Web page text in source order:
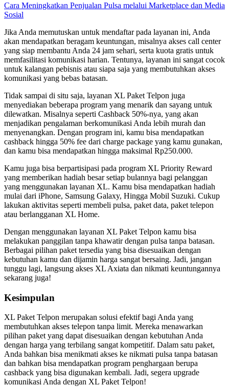
Cara Meningkatkan Penjualan Pulsa melalui Marketplace dan Media
Sosial
Jika Anda memutuskan untuk mendaftar pada layanan ini, Anda
akan mendapatkan beragam keuntungan, misalnya akses call center
yang siap membantu Anda 24 jam sehari, serta kuota gratis untuk
memfasilitasi komunikasi harian. Tentunya, layanan ini sangat cocok
untuk kalangan pebisnis atau siapa saja yang membutuhkan akses
komunikasi yang bebas batasan.
Tidak sampai di situ saja, layanan XL Paket Telpon juga
menyediakan beberapa program yang menarik dan sayang untuk
dilewatkan. Misalnya seperti Cashback 50%-nya, yang akan
menjadikan pengalaman berkomunikasi Anda lebih murah dan
menyenangkan. Dengan program ini, kamu bisa mendapatkan
cashback hingga 50% fee dari charge package yang kamu gunakan,
dan kamu bisa mendapatkan hingga maksimal Rp250.000.
Kamu juga bisa berpartisipasi pada program XL Priority Reward
yang memberikan hadiah besar setiap bulannya bagi pelanggan
yang menggunakan layanan XL. Kamu bisa mendapatkan hadiah
mulai dari iPhone, Samsung Galaxy, Hingga Mobil Suzuki. Cukup
lakukan aktivitas seperti membeli pulsa, paket data, paket telepon
atau berlangganan XL Home.
Dengan menggunakan layanan XL Paket Telpon kamu bisa
melakukan panggilan tanpa khawatir dengan pulsa tanpa batasan.
Berbagai pilihan paket tersedia yang bisa disesuaikan dengan
kebutuhan kamu dan dijamin harga sangat bersaing. Jadi, jangan
tunggu lagi, langsung akses XL Axiata dan nikmati keuntungannya
sekarang juga!
Kesimpulan
XL Paket Telpon merupakan solusi efektif bagi Anda yang
membutuhkan akses telepon tanpa limit. Mereka menawarkan
pilihan paket yang dapat disesuaikan dengan kebutuhan Anda
dengan harga yang terbilang sangat kompetitif. Dalam satu paket,
Anda bahkan bisa menikmati akses ke nikmati pulsa tanpa batasan
dan bahkan bisa mendapatkan program penghargaan berupa
cashback yang bisa digunakan kembali. Jadi, segera upgrade
komunikasi Anda dengan XL Paket Telpon!